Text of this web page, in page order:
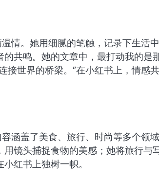
情。她用细腻的笔触，记录下生活
共鸣。她的文章中，最打动我的是
接世界的桥梁。”在小红书上，情感
涵盖了美食、旅行、时尚等多个领
镜头捕捉食物的美感；她将旅行与
红书上独树一帜。